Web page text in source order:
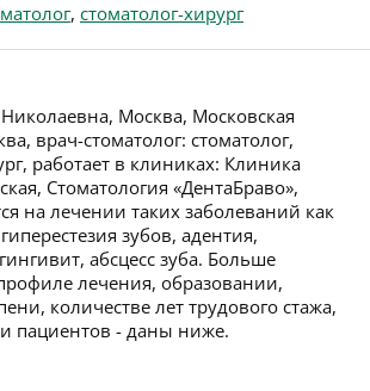
, стоматолог-хирург
Москва, Московская
врач-стоматолог: стоматолог,
работает в клиниках: Клиника
Стоматология «ДентаБраво»,
на лечении таких заболеваний как
зубов, адентия,
абсцесс зуба. Больше
лечения, образовании,
количестве лет трудового стажа,
пациентов - даны ниже.